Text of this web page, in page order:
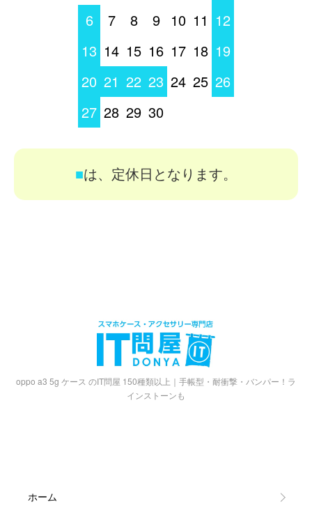
6
7 8 9 10 11 12
13 14 15 16 17 18 19
20 21 22 23 24 25 26
27 28 29 30
■は、定休日となります。
oppo a3 5g ケース のIT問屋 150種類以上｜手帳型・耐衝撃・バンパー！ラ
インストーンも
ホーム